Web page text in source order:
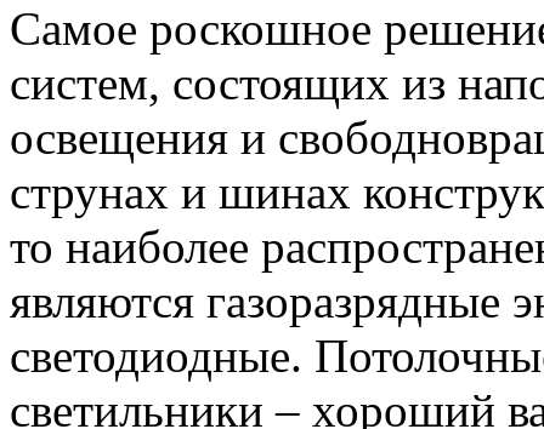
Самое роскошное
систем, состоящих из
освещения и
струнах и шинах
то наиболее
являются газоразрядные
светодиодные.
светильники – хороший